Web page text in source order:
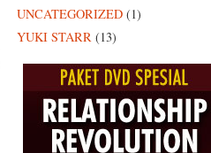
UNCATEGORIZED (1)
YUKI STARR (13)